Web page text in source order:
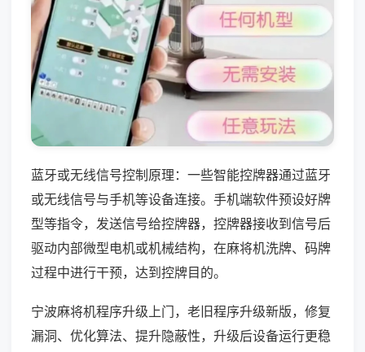
蓝牙或无线信号控制原理：一些智能控牌器通过蓝牙
或无线信号与手机等设备连接。手机端软件预设好牌
型等指令，发送信号给控牌器，控牌器接收到信号后
驱动内部微型电机或机械结构，在麻将机洗牌、码牌
过程中进行干预，达到控牌目的。
宁波麻将机程序升级上门，老旧程序升级新版，修复
漏洞、优化算法、提升隐蔽性，升级后设备运行更稳